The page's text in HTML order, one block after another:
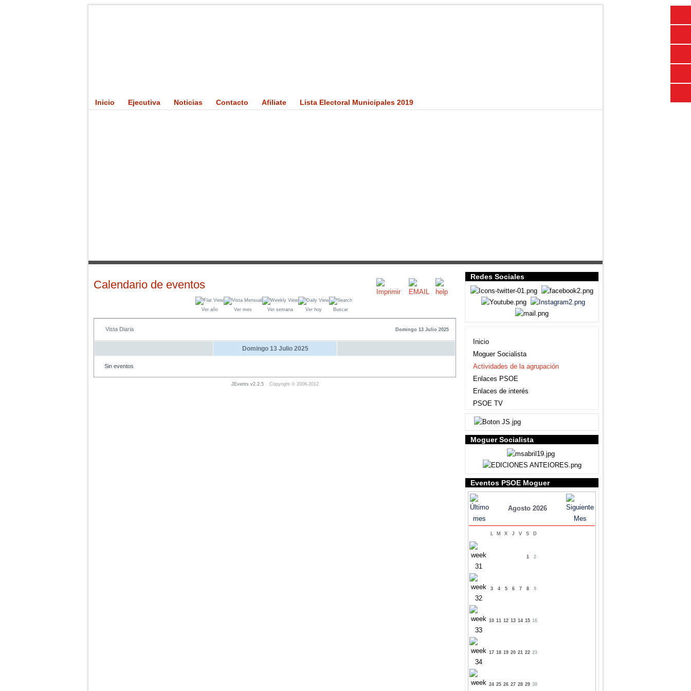
Inicio Ejecutiva Noticias Contacto Afiliate Lista Electoral Municipales 2019
Calendario de eventos
Ver año Ver mes Ver semana Ver hoy Buscar
Vista Diaria Domingo 13 Julio 2025
Domingo 13 Julio 2025
Sin eventos
JEvents v2.2.5 Copyright © 2006-2012
Redes Sociales
Inicio
Moguer Socialista
Actividades de la agrupación
Enlaces PSOE
Enlaces de interés
PSOE TV
Moguer Socialista
Eventos PSOE Moguer
Agosto 2026
L M X J V S D
1 2
3 4 5 6 7 8 9
10 11 12 13 14 15 16
17 18 19 20 21 22 23
24 25 26 27 28 29 30